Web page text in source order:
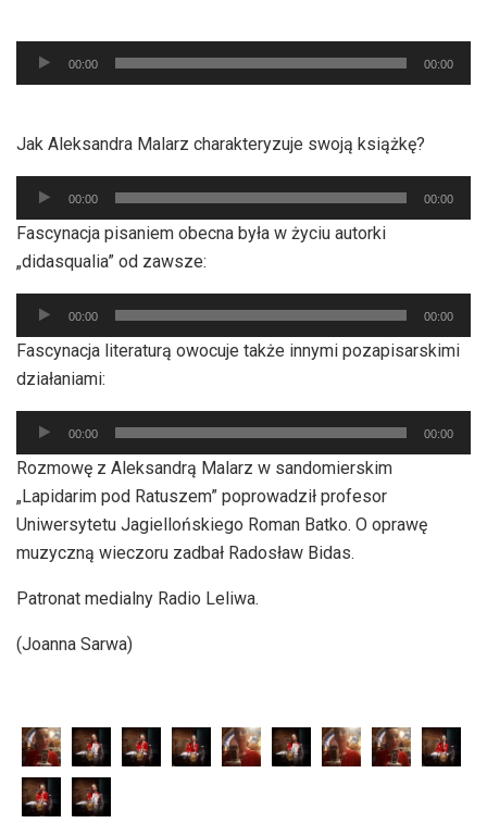
plików
00:00 00:00
Jak Aleksandra Malarz charakteryzuje swoją książkę?
Odtwarzacz
plików
dźwiękowych
00:00 00:00
Fascynacja pisaniem obecna była w życiu autorki
„didasqualia” od zawsze:
Odtwarzacz
plików
dźwiękowych
00:00 00:00
Fascynacja literaturą owocuje także innymi pozapisarskimi
działaniami:
Odtwarzacz
plików
dźwiękowych
00:00 00:00
Rozmowę z Aleksandrą Malarz w sandomierskim
„Lapidarim pod Ratuszem” poprowadził profesor
Uniwersytetu Jagiellońskiego Roman Batko. O oprawę
muzyczną wieczoru zadbał Radosław Bidas.
Patronat medialny Radio Leliwa.
(Joanna Sarwa)